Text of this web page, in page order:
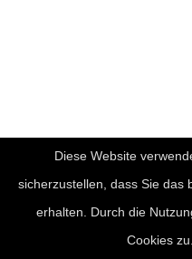
Diese Website
sicherzustellen, dass Sie das
erhalten. Durch die
Cookies zu.